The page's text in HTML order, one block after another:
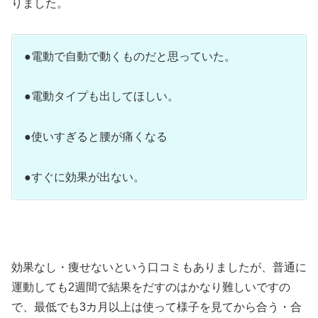
りました。
●電動で自動で動くものだと思っていた。
●電動タイプも出してほしい。
●使いすぎると腰が痛くなる
●すぐに効果が出ない。
効果なし・痩せないという口コミもありましたが、普通に
運動しても2週間で結果をだすのはかなり難しいですの
で、最低でも3カ月以上は使って様子を見てから合う・合